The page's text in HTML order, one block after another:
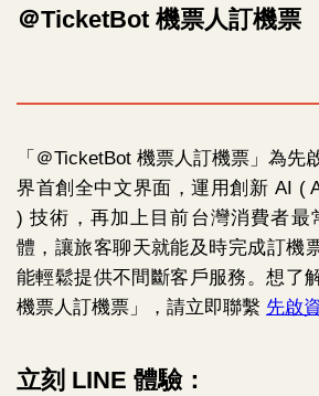
＠TicketBot 機票人訂機票
「＠TicketBot 機票人訂機票」為先
界首創全中文界面，運用創新 AI (
) 技術，再加上目前台灣消費者最
體，讓旅客聊天就能及時完成訂機
能輕鬆提供不間斷客戶服務。想了
機票人訂機票」，請立即聯繫 先啟
立刻 LINE 體驗：